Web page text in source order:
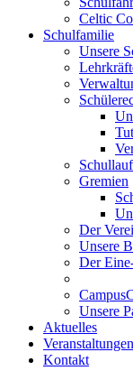
Celtic
Schulfamilie
Unsere
Gremien
Der
Unsere
Der
Unsere
Aktuelles
Veranstaltungen
Kontakt